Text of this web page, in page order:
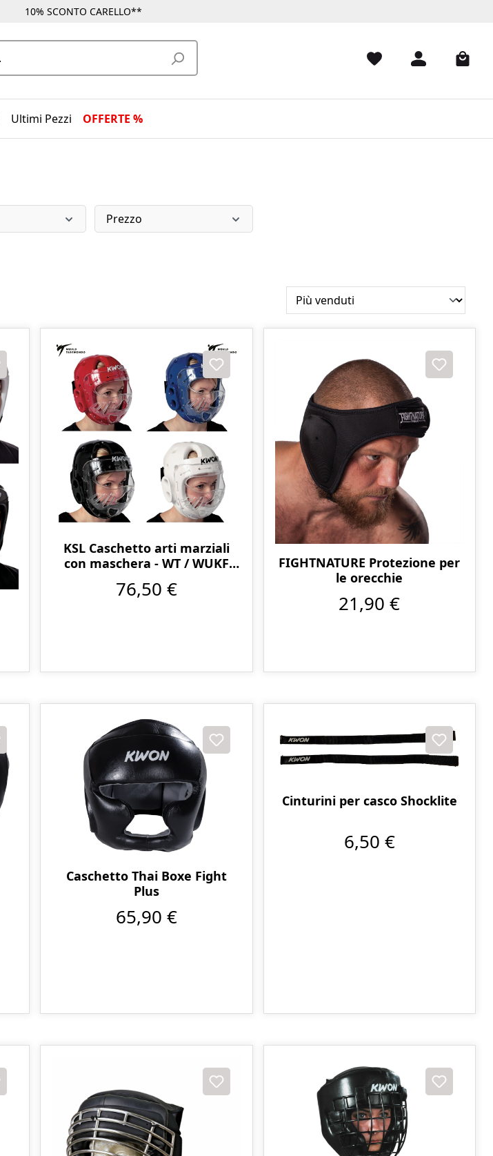
10% SCONTO CARELLO**
Ultimi Pezzi OFFERTE %
Prezzo
KSL Caschetto arti marziali
con maschera - WT / WUKF
76,50 €
FIGHTNATURE Protezione per
le orecchie
21,90 €
Caschetto Thai Boxe Fight
Plus
65,90 €
Cinturini per casco Shocklite
6,50 €